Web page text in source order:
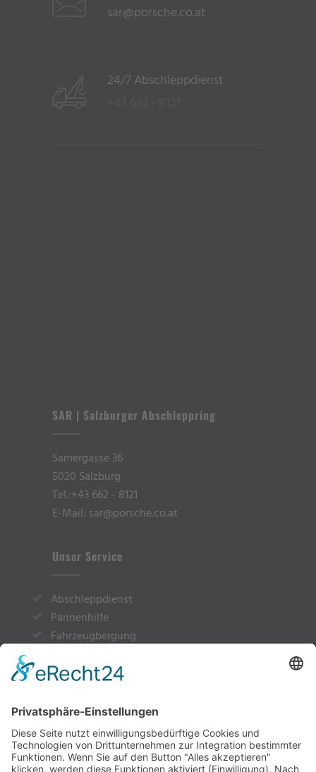
sar@porsche.co.at
24/7 Abschleppdienst
SAR | Salzburger Abschleppring
Samergasse 36
5020 Salzburg
Tel.:+43 662 - 8121
E-Mail: sar@porsche.co.at
Unser Service
Abschleppdienst
Pannenhilfe
Fahrzeugbergung
Rückholung